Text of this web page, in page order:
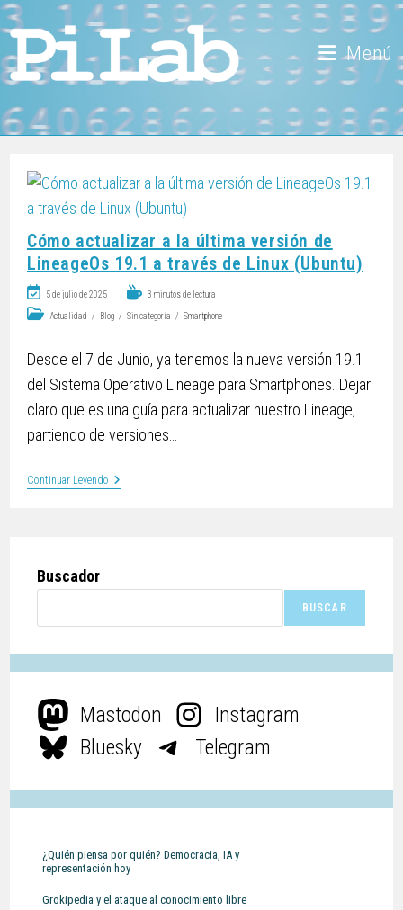
Menú
Cómo actualizar a la última versión de
LineageOs 19.1 a través de Linux (Ubuntu)
5 de julio de 2025 3 minutos de lectura
Actualidad / Blog / Sin categoría / Smartphone
Desde el 7 de Junio, ya tenemos la nueva versión 19.1
del Sistema Operativo Lineage para Smartphones. Dejar
claro que es una guía para actualizar nuestro Lineage,
partiendo de versiones…
Continuar Leyendo
Buscador
BUSCAR
Mastodon
Instagram
Bluesky
Telegram
¿Quién piensa por quién? Democracia, IA y
representación hoy
Grokipedia y el ataque al conocimiento libre